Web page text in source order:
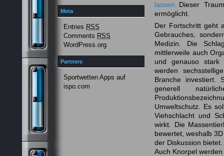
Meta
Entries RSS
Comments RSS
WordPress.org
Partners
Sportwetten Apps auf
ispo.com
lassen Dieser
ermöglicht.
Der Fortschritt geht
Gebrauches,
Medizin. Die
mittlerweile auch
und genauso stark
werden
Branche investiert.
generell
Umweltschutz. Es
Viehschlacht und
wirkt. Die
bewertet, weshalb
der Diskussion bietet.
Auch Knorpel